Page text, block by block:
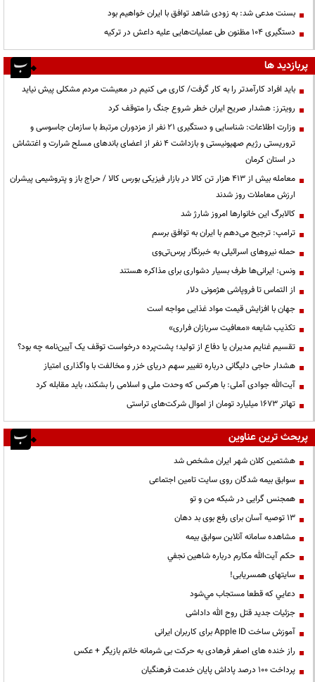
بسنت مدعی شد: به زودی شاهد توافق با ایران خواهیم بود
دستگیری ۱۰۴ مظنون طی عملیات‌هایی علیه داعش در ترکیه
پربازدید ها
باید افراد کارآمدتر را به کار گرفت/ کاری می کنیم در معیشت مردم مشکلی پیش نیاید
رویترز: هشدار صریح ایران خطر شروع جنگ را متوقف کرد
وزارت اطلاعات: شناسایی و دستگیری ۲۱ نفر از مزدوران مرتبط با سازمان جاسوسی و
تروریستی رژیم صهیونیستی و بازداشت ۴ نفر از اعضای باندهای مسلح شرارت و اغتشاش
در استان کرمان
معامله بیش از ۴۱۳ هزار تن کالا در بازار فیزیکی بورس کالا / حراج باز و پتروشیمی پیشران
ارزش معاملات روز شدند
کالابرگ این خانوارها امروز شارژ شد
ترامپ: ترجیح می‌دهم با ایران به توافق برسم
حمله نیروهای اسرائیلی به خبرنگار پرس‌تی‌وی
ونس: ایرانی‌ها طرف بسیار دشواری برای مذاکره هستند
از التماس تا فروپاشی هژمونی دلار
جهان با افزایش قیمت مواد غذایی مواجه است
تکذیب شایعه «معافیت سربازان فراری»
تقسیم غنایم مدیران یا دفاع از تولید؛ پشت‌پرده درخواست توقف یک آیین‌نامه چه بود؟
هشدار حاجی دلیگانی درباره تغییر سهم دریای خزر و مخالفت با واگذاری امتیاز
آیت‌الله جوادی آملی: با هرکس که وحدت ملی و اسلامی را بشکند، باید مقابله کرد
تهاتر ۱۶۷۳ میلیارد تومان از اموال شرکت‌های تراستی
پربحث ترین عناوین
هشتمین کلان شهر ایران مشخص شد
سوابق بیمه شدگان روی سایت تامین اجتماعی
همجنس گرایی در شبکه من و تو
13 توصیه آسان برای رفع بوی بد دهان
مشاهده سامانه آنلاين سوابق بیمه
حكم آيت‌الله مكارم درباره شاهين نجفي
سایتهای همسریابی!
دعايي كه قطعا مستجاب مي‌شود
جزئیات جدید قتل روح الله داداشی
آموزش ساخت Apple ID برای کاربران ایرانی
راز خنده های اصغر فرهادی به حرکت بی شرمانه خانم بازیگر + عکس
پرداخت ۱۰۰ درصد پاداش پایان خدمت فرهنگیان